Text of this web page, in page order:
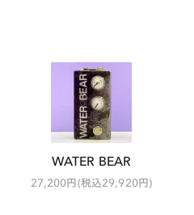
WATER BEAR
27,200円(税込29,920円)